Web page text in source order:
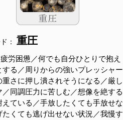
： 重圧
疲労困憊／何でも自分ひとりで抱え
する／周りからの強いプレッシャー
重さに押し潰されそうになる／厳し
／同調圧力に苦しむ／想像を絶する
えている／手放したくても手放せな
たくても逃げ出せない状況／我慢す